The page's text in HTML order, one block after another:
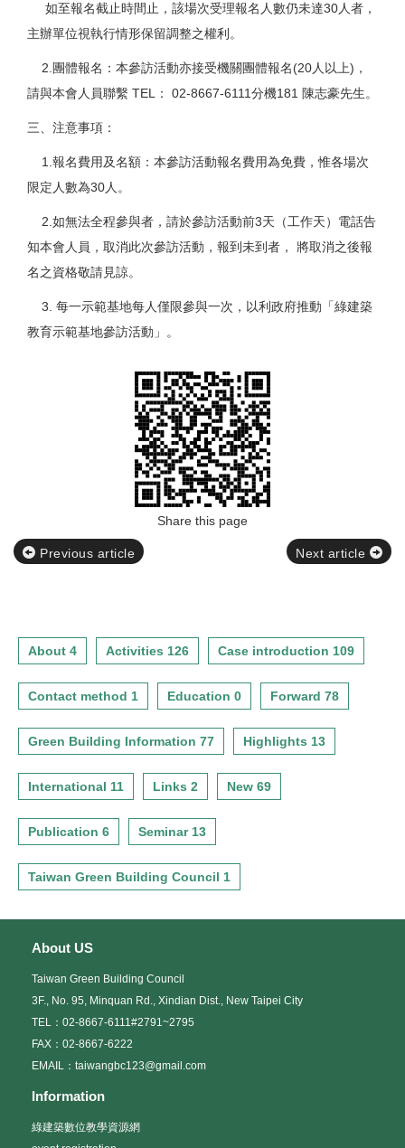
如至報名截止時間止，該場次受理報名人數仍未達30人者，
主辦單位視執行情形保留調整之權利。
2.團體報名：本參訪活動亦接受機關團體報名(20人以上)，
請與本會人員聯繫 TEL： 02-8667-6111分機181 陳志豪先生。
三、注意事項：
1.報名費用及名額：本參訪活動報名費用為免費，惟各場次
限定人數為30人。
2.如無法全程參與者，請於參訪活動前3天（工作天）電話告
知本會人員，取消此次參訪活動，報到未到者， 將取消之後報
名之資格敬請見諒。
3. 每一示範基地每人僅限參與一次，以利政府推動「綠建築
教育示範基地參訪活動」。
Share this page
Previous article Next article
About 4 Activities 126 Case introduction 109
Contact method 1 Education 0 Forward 78
Green Building Information 77 Highlights 13
International 11 Links 2 New 69
Publication 6 Seminar 13
Taiwan Green Building Council 1
About US
Taiwan Green Building Council
3F., No. 95, Minquan Rd., Xindian Dist., New Taipei City
TEL：02-8667-6111#2791~2795
FAX：02-8667-6222
EMAIL：taiwangbc123@gmail.com
Information
綠建築數位教學資源網